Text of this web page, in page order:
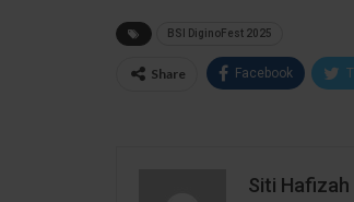
BSI DiginoFest 2025
Share Facebook
Siti Hafizah